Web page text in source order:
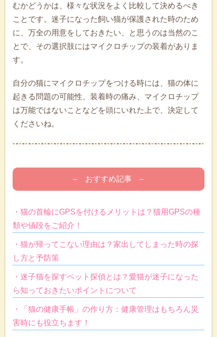
むかどうかは、様々な状況をよく比較して決めるべき
ことです。迷子になった飼い猫が保護された時のため
に、万全の用意をしておきたい、と思うのは当然のこ
とで、その選択肢にはマイクロチップの装着がありま
す。
自分の猫にマイクロチップをつける時には、猫の体に
起きる問題の可能性、装着時の痛み、マイクロチップ
は万能ではないことなどを頭にいれた上で、決定して
くださいね。
– おすすめ記事 –
・猫の首輪にGPSを付けるメリットは？猫用GPSの種
類や値段をご紹介！
・猫が帰ってこない理由は？家出してしまった時の探
し方と予防策
・迷子猫を探すペット探偵とは？愛猫が迷子になった
ら知っておきたいポイントについて
・「猫の健康手帳」の作り方：健康管理はもちろん災
害時にも役立ちます！